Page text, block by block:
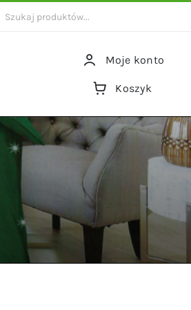
Moje konto
Koszyk